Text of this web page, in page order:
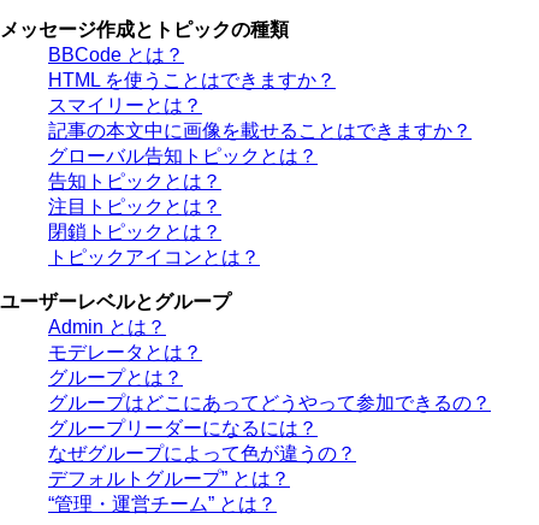
メッセージ作成とトピックの種類
BBCode とは？
HTML を使うことはできますか？
スマイリーとは？
記事の本文中に画像を載せることはできますか？
グローバル告知トピックとは？
告知トピックとは？
注目トピックとは？
閉鎖トピックとは？
トピックアイコンとは？
ユーザーレベルとグループ
Admin とは？
モデレータとは？
グループとは？
グループはどこにあってどうやって参加できるの？
グループリーダーになるには？
なぜグループによって色が違うの？
デフォルトグループ” とは？
“管理・運営チーム” とは？